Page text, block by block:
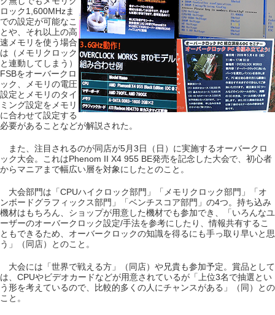
ロック1,600MHzま
での設定が可能なこ
とや、それ以上の高
速メモリを使う場合
は（メモリクロック
と連動してしまう）
FSBをオーバークロ
ック、メモリの電圧
設定とメモリのタイ
ミング設定をメモリ
に合わせて設定する
必要があることなどが解説された。
また、注目されるのが同店が5月3日（日）に実施するオーバークロ
ック大会。これはPhenom II X4 955 BE発売を記念した大会で、初心者
からマニアまで幅広い層を対象にしたとのこと。
大会部門は「CPUハイクロック部門」「メモリクロック部門」「オ
ンボードグラフィックス部門」「ベンチスコア部門」の4つ。持ち込み
機材はもちろん、ショップが用意した機材でも参加でき、「いろんなユ
ーザーのオーバークロック設定/手法を参考にしたり、情報共有するこ
ともできるため、オーバークロックの知識を得るにも手っ取り早いと思
う」（同店）とのこと。
大会には「世界で戦える方」（同店）や兄貴も参加予定。賞品として
は、CPUやビデオカードなどが用意されているが「上位3名で抽選とい
う形を考えているので、比較的多くの人にチャンスがある」（同）との
こと。